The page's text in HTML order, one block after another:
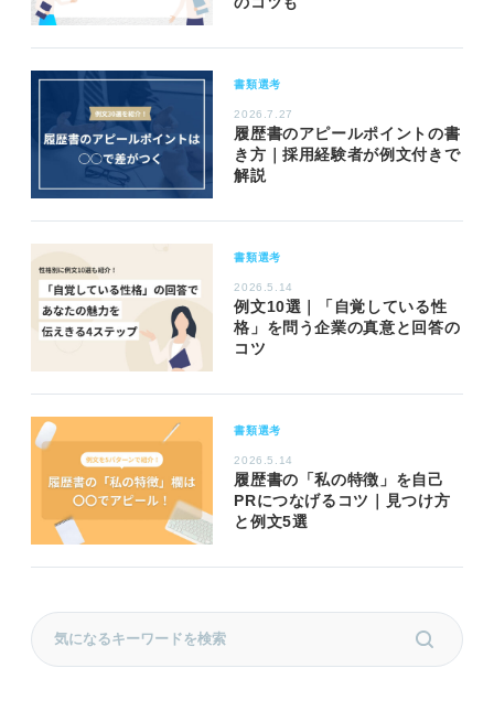
書類選考
2026.7.27
履歴書のアピールポイントの書
き方｜採用経験者が例文付きで
解説
書類選考
2026.5.14
例文10選｜「自覚している性
格」を問う企業の真意と回答の
コツ
書類選考
2026.5.14
履歴書の「私の特徴」を自己
PRにつなげるコツ｜見つけ方
と例文5選